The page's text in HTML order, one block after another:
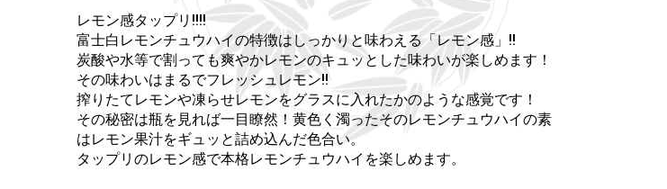
レモン感タップリ!!!!
富士白レモンチュウハイの特徴はしっかりと味わえる「レモン感」!!
炭酸や水等で割っても爽やかレモンのキュッとした味わいが楽しめます！
その味わいはまるでフレッシュレモン!!
搾りたてレモンや凍らせレモンをグラスに入れたかのような感覚です！
その秘密は瓶を見れば一目瞭然！黄色く濁ったそのレモンチュウハイの素
はレモン果汁をギュッと詰め込んだ色合い。
タップリのレモン感で本格レモンチュウハイを楽しめます。